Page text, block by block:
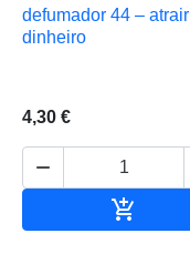
defumador 44 – atrair
dinheiro
4,30 €

